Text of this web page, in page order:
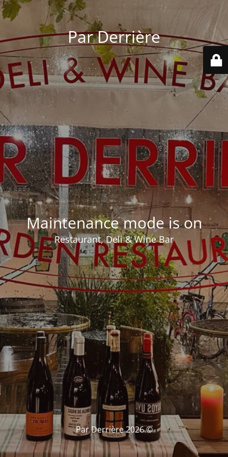
Par Derrière
Maintenance mode is on
Restaurant, Deli & Wine Bar
© Par Derrière 2026